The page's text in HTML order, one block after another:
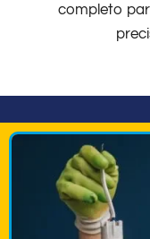
completo